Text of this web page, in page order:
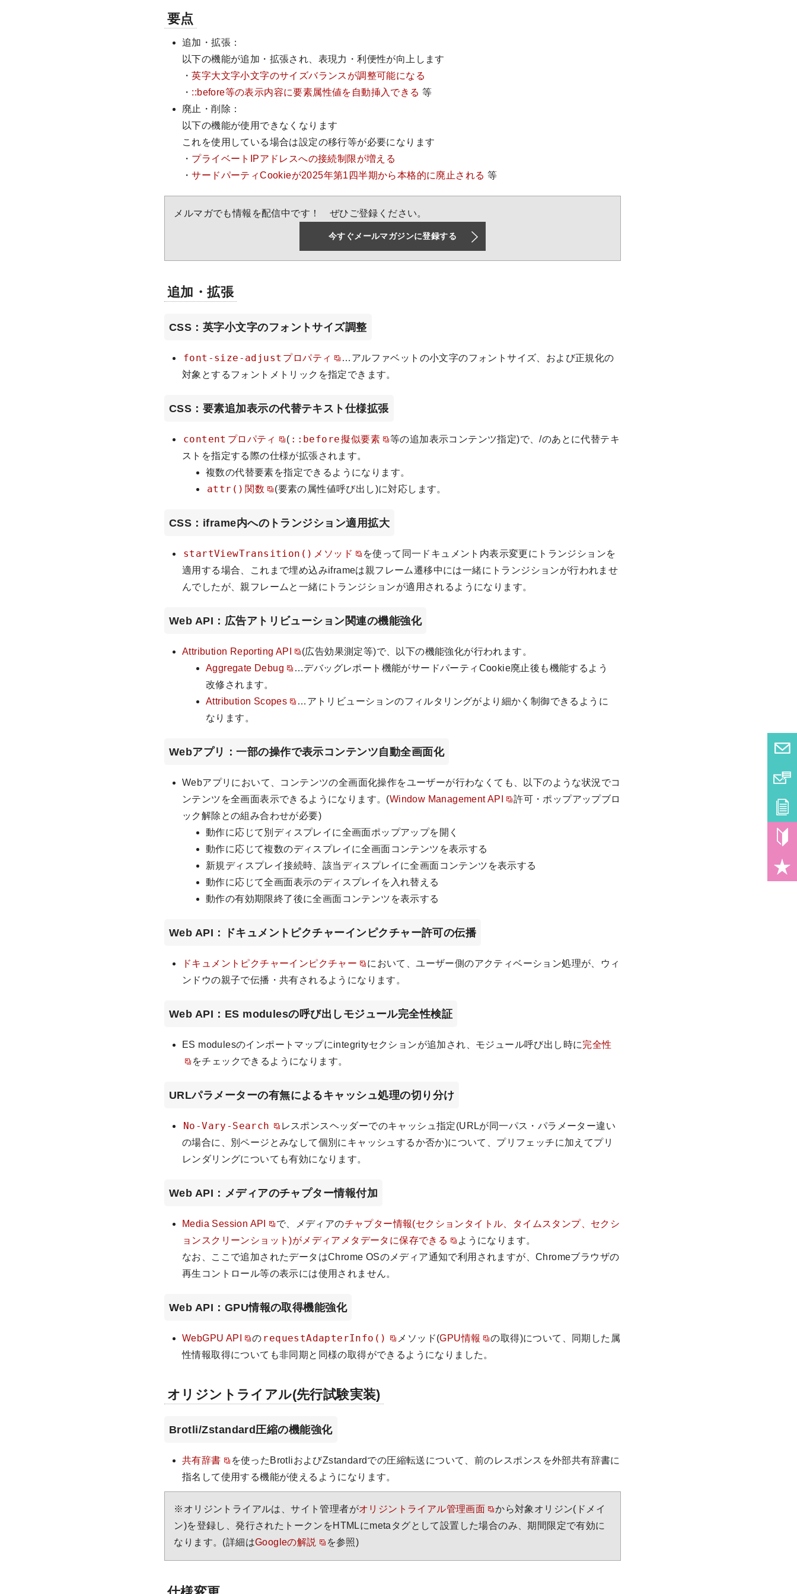
要点
追加・拡張：
以下の機能が追加・拡張され、表現力・利便性が向上します
・英字大文字小文字のサイズバランスが調整可能になる
・ ::before等の表示内容に要素属性値を自動挿入できる 等
廃止・削除：
以下の機能が使用できなくなります
これを使用している場合は設定の移行等が必要になります
・ プライベートIPアドレスへの接続制限が増える
・サードパーティCookieが2025年第1四半期から本格的に廃止される 等
メルマガでも情報を配信中です！ ぜひご登録ください。
今すぐメールマガジンに登録する
追加・拡張
CSS：英字小文字のフォントサイズ調整
font-size-adjust プロパティ
…アルファベットの小文字のフォントサイズ、および正規化の
対象とするフォントメトリックを指定できます。
CSS：要素追加表示の代替テキスト仕様拡張
content プロパティ ( ::before 擬似要素
等の追加表示コンテンツ指定)で、/のあとに代替テキ
ストを指定する際の仕様が拡張されます。
複数の代替要素を指定できるようになります。
attr() 関数 (要素の属性値呼び出し)に対応します。
CSS：iframe内へのトランジション適用拡大
startViewTransition() メソッド
を使って同一ドキュメント内表示変更にトランジションを
適用する場合、これまで埋め込みiframeは親フレーム遷移中には一緒にトランジションが行われませ
んでしたが、親フレームと一緒にトランジションが適用されるようになります。
Web API：広告アトリビューション関連の機能強化
Attribution Reporting API
(広告効果測定等)で、以下の機能強化が行われます。
Aggregate Debug
…デバッグレポート機能がサードパーティCookie廃止後も機能するよう
改修されます。
Attribution Scopes
…アトリビューションのフィルタリングがより細かく制御できるように
なります。
Webアプリ：一部の操作で表示コンテンツ自動全画面化
Webアプリにおいて、コンテンツの全画面化操作をユーザーが行わなくても、以下のような状況でコ
ンテンツを全画面表示できるようになります。(Window Management API
許可・ポップアップブロ
ック解除との組み合わせが必要)
動作に応じて別ディスプレイに全画面ポップアップを開く
動作に応じて複数のディスプレイに全画面コンテンツを表示する
新規ディスプレイ接続時、該当ディスプレイに全画面コンテンツを表示する
動作に応じて全画面表示のディスプレイを入れ替える
動作の有効期限終了後に全画面コンテンツを表示する
Web API：ドキュメントピクチャーインピクチャー許可の伝播
ドキュメントピクチャーインピクチャー
において、ユーザー側のアクティベーション処理が、ウィ
ンドウの親子で伝播・共有されるようになります。
Web API：ES modulesの呼び出しモジュール完全性検証
ES modulesのインポートマップにintegrityセクションが追加され、モジュール呼び出し時に完全性
をチェックできるようになります。
URLパラメーターの有無によるキャッシュ処理の切り分け
No-Vary-Search
レスポンスヘッダーでのキャッシュ指定(URLが同一パス・パラメーター違い
の場合に、別ページとみなして個別にキャッシュするか否か)について、プリフェッチに加えてプリ
レンダリングについても有効になります。
Web API：メディアのチャプター情報付加
Media Session API で、メディアのチャプター情報(セクションタイトル、タイムスタンプ、セクシ
ョンスクリーンショット)がメディアメタデータに保存できる
ようになります。
なお、ここで追加されたデータはChrome OSのメディア通知で利用されますが、Chromeブラウザの
再生コントロール等の表示には使用されません。
Web API：GPU情報の取得機能強化
WebGPU API の requestAdapterInfo() メソッド(GPU情報
の取得)について、同期した属
性情報取得についても非同期と同様の取得ができるようになりました。
オリジントライアル(先行試験実装)
Brotli/Zstandard圧縮の機能強化
共有辞書
を使ったBrotliおよびZstandardでの圧縮転送について、前のレスポンスを外部共有辞書に
指名して使用する機能が使えるようになります。
※オリジントライアルは、サイト管理者がオリジントライアル管理画面
から対象オリジン(ドメイ
ン)を登録し、発行されたトークンをHTMLにmetaタグとして設置した場合のみ、期間限定で有効に
なります。(詳細はGoogleの解説 を参照)